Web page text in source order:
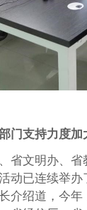
门支持力度加
省文明办、
动已连续举
介绍道，今